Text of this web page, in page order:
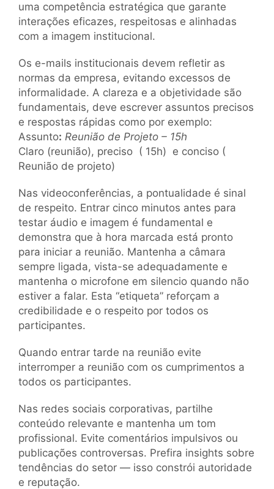
uma competência estratégica que garante
interações eficazes, respeitosas e alinhadas
com a imagem institucional.
Os e-mails institucionais devem refletir as
normas da empresa, evitando excessos de
informalidade. A clareza e a objetividade são
fundamentais, deve escrever assuntos precisos
e respostas rápidas como por exemplo:
Assunto: Reunião de Projeto – 15h
Claro (reunião), preciso ( 15h) e conciso (
Reunião de projeto)
Nas videoconferências, a pontualidade é sinal
de respeito. Entrar cinco minutos antes para
testar áudio e imagem é fundamental e
demonstra que à hora marcada está pronto
para iniciar a reunião. Mantenha a câmara
sempre ligada, vista-se adequadamente e
mantenha o microfone em silencio quando não
estiver a falar. Esta “etiqueta” reforçam a
credibilidade e o respeito por todos os
participantes.
Quando entrar tarde na reunião evite
interromper a reunião com os cumprimentos a
todos os participantes.
Nas redes sociais corporativas, partilhe
conteúdo relevante e mantenha um tom
profissional. Evite comentários impulsivos ou
publicações controversas. Prefira insights sobre
tendências do setor — isso constrói autoridade
e reputação.